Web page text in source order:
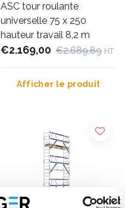
ASC tour roulante
universelle 75 x 250
hauteur travail 8,2 m
€2.169,00 €2.689,89 HT
Afficher le produit